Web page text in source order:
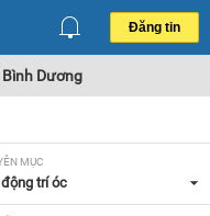
Đăng tin
Dương
MỤC
trí óc